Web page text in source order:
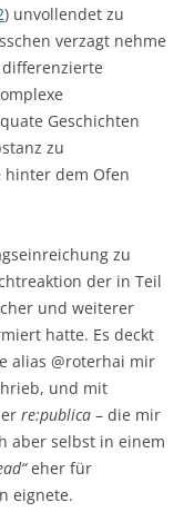
) unvollendet zu
verzagt nehme
Geschichten
zu
hinter dem Ofen
zu
der in Teil
und weiterer
hatte. Es deckt
alias @roterhai mir
und mit
re:publica – die mir
aber selbst in einem
eher für
eignete.